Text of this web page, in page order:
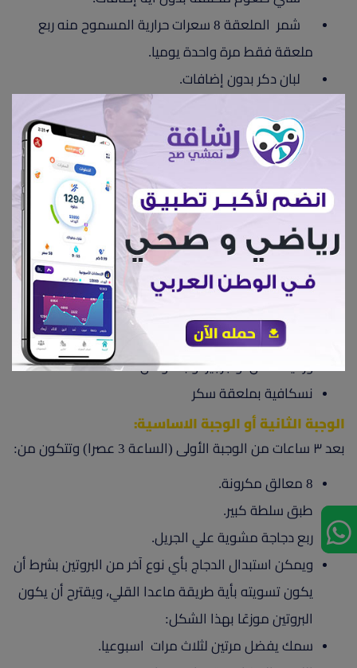
شمر الملعقة 8 سعرات حرارية المسموح منه ربع
ملعقة فقط مرة واحدة يوميا.
لبان دكر بدون إضافات.
سكر استيفيا مؤشر سكري صفر.
يكون الإفطار من الساعة 12 ظهرًا حتي السادسة مساءًا،
ويتكون من ثلاث وجبات:
الوجبة الأولى:
٢ توست أسمر
ملعقتي جبنة قريش برشة زيت زيتون
ورقيات خس أو جرجير أو بقدونس
نسكافية بملعقة سكر
الوجبة الثانية أو الوجبة الاساسية:
بعد ٣ ساعات من الوجبة الأولى (الساعة 3 عصرا) وتتكون من:
8 معالق مكرونة.
طبق سلطة كبير.
ربع دجاجة مشوية علي الجريل.
ويمكن استبدال الدجاج بأي نوع آخر من البروتين بشرط أن
يكون تسويته بأية طريقة ماعدا القلي، ويقترح أن يكون
البروتين موزعًا بهذا الشكل:
سمك يفضل مرتين لثلاث مرات اسبوعيا.